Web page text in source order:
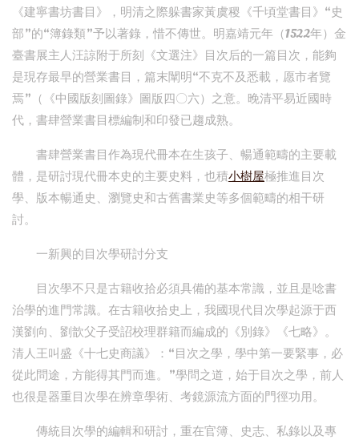
《建寧書坊書目》，明清之際躲書家黃虞稷《千頃堂書目》“史
部”的“簿錄類”予以著錄，惜不傳世。明嘉靖元年（1522年）金
臺書展主人汪諒附于所刻《文選注》目次后的一篇目次，能夠
是現存最早的營業書目，篇末闡明“不克不及悉載，愿市者覽
焉”（《中國版刻圖錄》圖版四〇六）之意。晚清平易近國時
代，書肆營業書目標編制和印發已趨成熟。
書肆營業書目作為現代冊本在生孩子、暢通範疇的主要載
體，是研討現代冊本史的主要史料，也積小樹屋極推進目次
學、版本暢通史、瀏覽史和古舊書業史等多個範疇的相干研
討。
一新興的目次學研討分支
目次學不只是古籍收拾必須具備的基本常識，並且是唸書
治學的進門常識。在古籍收拾史上，我國現代目次學起源于西
漢劉向、劉歆父子受詔校理群籍而編成的《別錄》《七略》。
清人王叫盛《十七史商議》：“目次之學，學中第一要緊事，必
從此問途，方能得其門而進。”學問之道，始于目次之學，前人
也很是器重目次學在辨章學術、考鏡源流方面的門徑功用。
傳統目次學的編輯和研討，重在官簿、史志、私錄以及專